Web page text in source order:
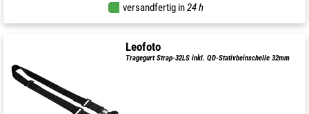
versandfertig in24 h
Leofoto
Tragegurt Strap-32LS inkl. QD-Stativbeinschelle 32mm